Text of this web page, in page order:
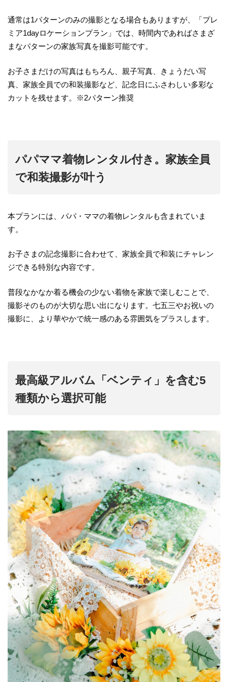
通常は1パターンのみの撮影となる場合もありますが、「プレ
ミア1dayロケーションプラン」では、時間内であればさまざ
まなパターンの家族写真を撮影可能です。
お子さまだけの写真はもちろん、親子写真、きょうだい写
真、家族全員での和装撮影など、記念日にふさわしい多彩な
カットを残せます。※2パターン推奨
パパママ着物レンタル付き。家族全員
で和装撮影が叶う
本プランには、パパ・ママの着物レンタルも含まれていま
す。
お子さまの記念撮影に合わせて、家族全員で和装にチャレン
ジできる特別な内容です。
普段なかなか着る機会の少ない着物を家族で楽しむことで、
撮影そのものが大切な思い出になります。七五三やお祝いの
撮影に、より華やかで統一感のある雰囲気をプラスします。
最高級アルバム「ベンティ」を含む5
種類から選択可能